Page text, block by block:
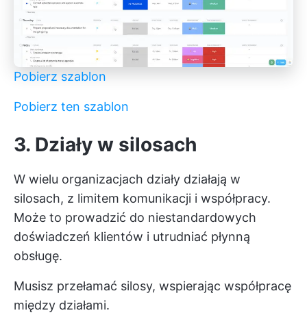
Pobierz szablon
Pobierz ten szablon
3. Działy w silosach
W wielu organizacjach działy działają w
silosach, z limitem komunikacji i współpracy.
Może to prowadzić do niestandardowych
doświadczeń klientów i utrudniać płynną
obsługę.
Musisz przełamać silosy, wspierając współpracę
między działami.